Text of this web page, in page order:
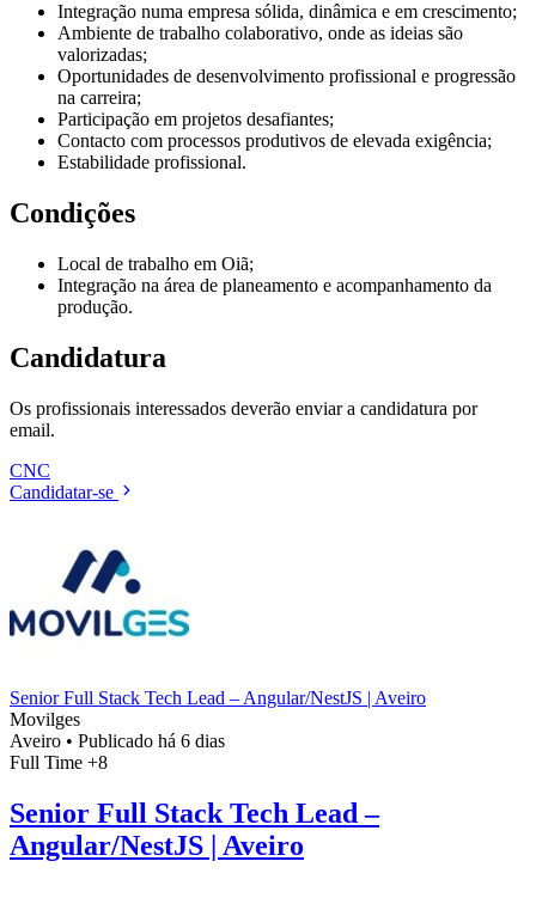
Integração numa empresa sólida, dinâmica e em crescimento;
Ambiente de trabalho colaborativo, onde as ideias são
valorizadas;
Oportunidades de desenvolvimento profissional e progressão
na carreira;
Participação em projetos desafiantes;
Contacto com processos produtivos de elevada exigência;
Estabilidade profissional.
Condições
Local de trabalho em Oiã;
Integração na área de planeamento e acompanhamento da
produção.
Candidatura
Os profissionais interessados deverão enviar a candidatura por
email.
CNC
Candidatar-se
Senior Full Stack Tech Lead – Angular/NestJS | Aveiro
Movilges
Aveiro • Publicado há 6 dias
Full Time +8
Senior Full Stack Tech Lead –
Angular/NestJS | Aveiro